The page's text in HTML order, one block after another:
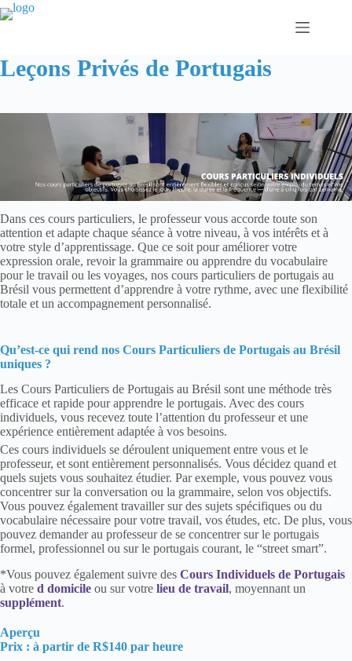
Passer
au
Leçons Privés de Portugais
Dans ces cours particuliers, le professeur vous accorde toute son
attention et adapte chaque séance à votre niveau, à vos intérêts et à
votre style d’apprentissage. Que ce soit pour améliorer votre
expression orale, revoir la grammaire ou apprendre du vocabulaire
pour le travail ou les voyages, nos cours particuliers de portugais au
Brésil vous permettent d’apprendre à votre rythme, avec une flexibilité
totale et un accompagnement personnalisé.
Qu’est-ce qui rend nos Cours Particuliers de Portugais au Brésil
uniques ?
Les Cours Particuliers de Portugais au Brésil sont une méthode très
efficace et rapide pour apprendre le portugais. Avec des cours
individuels, vous recevez toute l’attention du professeur et une
expérience entièrement adaptée à vos besoins.
Ces cours individuels se déroulent uniquement entre vous et le
professeur, et sont entièrement personnalisés. Vous décidez quand et
quels sujets vous souhaitez étudier. Par exemple, vous pouvez vous
concentrer sur la conversation ou la grammaire, selon vos objectifs.
Vous pouvez également travailler sur des sujets spécifiques ou du
vocabulaire nécessaire pour votre travail, vos études, etc. De plus, vous
pouvez demander au professeur de se concentrer sur le portugais
formel, professionnel ou sur le portugais courant, le “street smart”.
*Vous pouvez également suivre des Cours Individuels de Portugais
à votre d domicile ou sur votre lieu de travail, moyennant un
supplément.
Aperçu
Prix : à partir de R$140 par heure